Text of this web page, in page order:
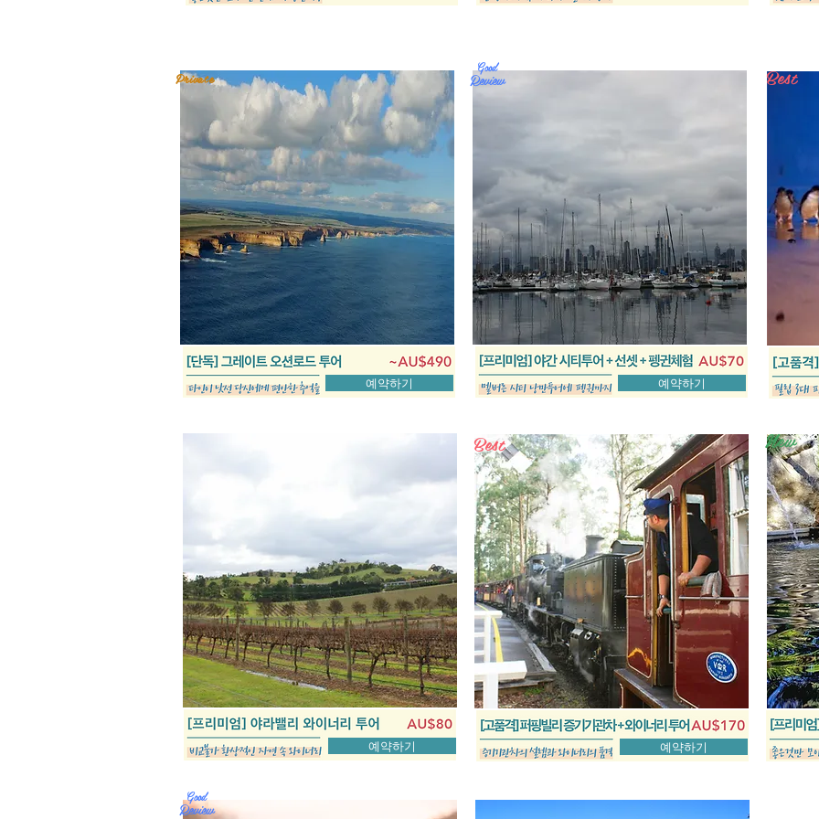
Private
예약하기
Good
Review
예약하기
Best
예약하기
Best
예약하기
New
Good
Review